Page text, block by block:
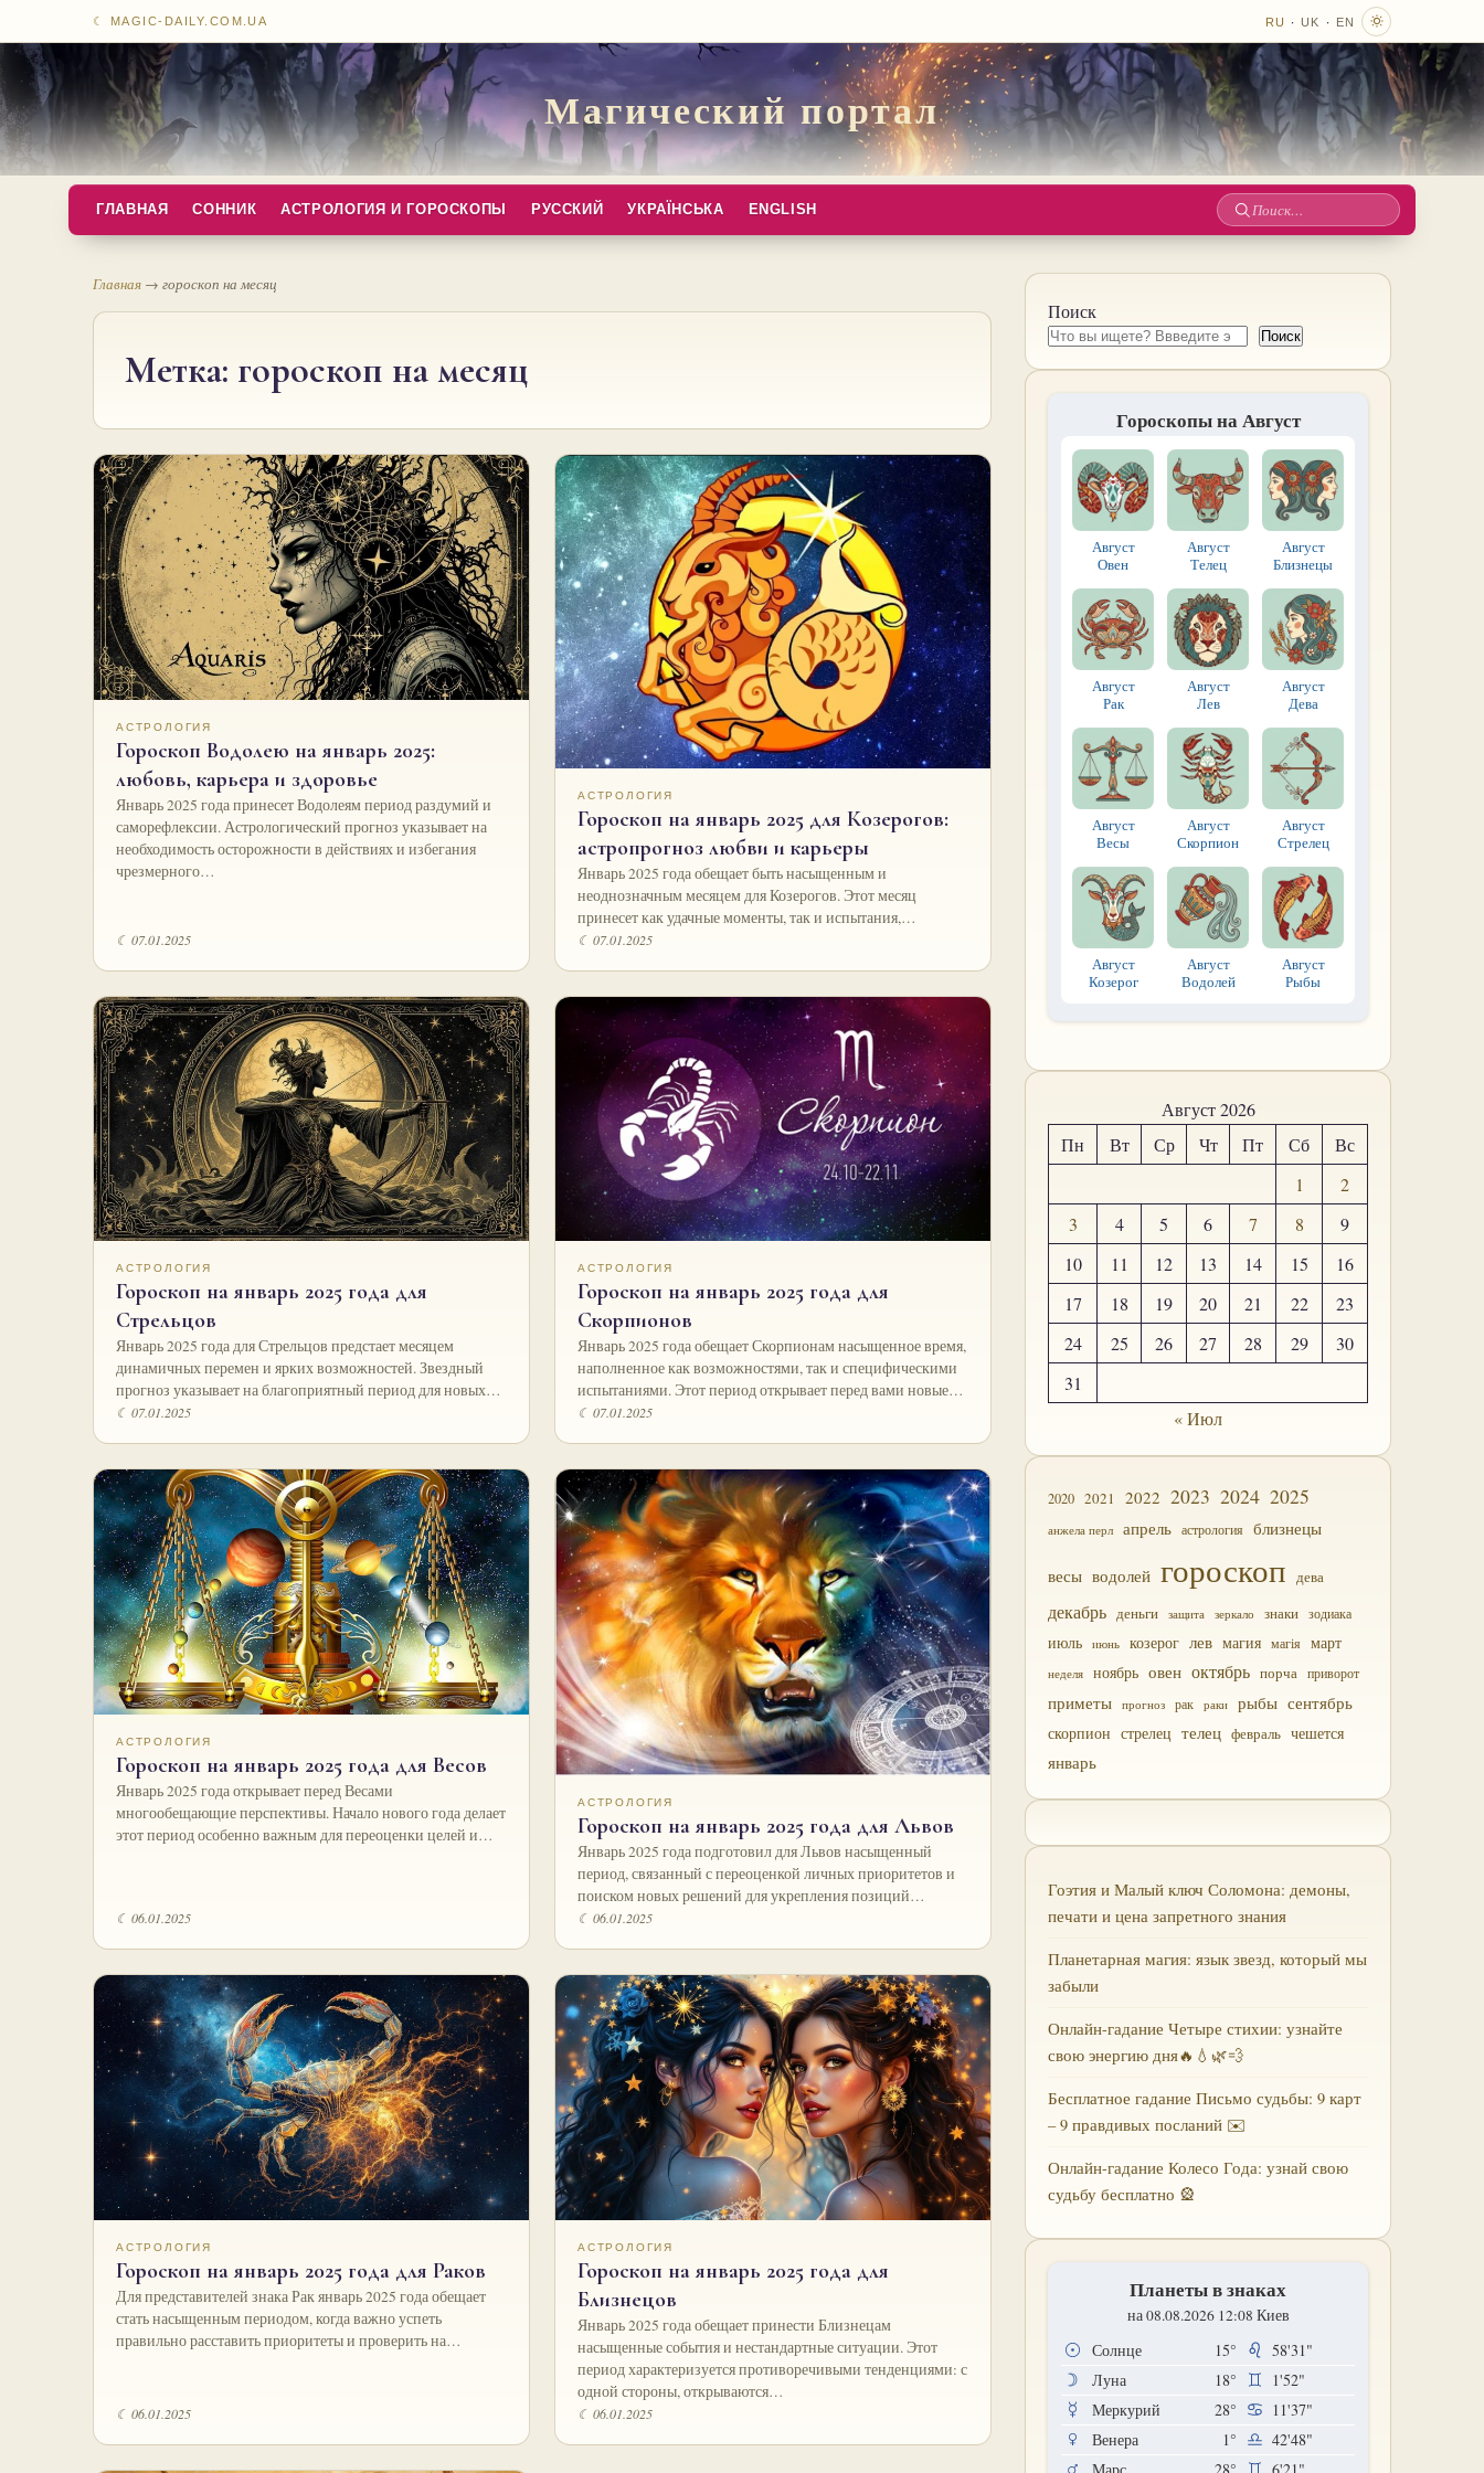
☾ MAGIC-DAILY.COM.UA RU · UK · EN
Магический портал
ГЛАВНАЯ СОННИК АСТРОЛОГИЯ И ГОРОСКОПЫ РУССКИЙ УКРАЇНСЬКА ENGLISH
Поиск
Главная → гороскоп на месяц
Метка: гороскоп на месяц
АСТРОЛОГИЯ
Гороскоп Водолею на январь 2025:
любовь, карьера и здоровье
Январь 2025 года принесет Водолеям период раздумий и
саморефлексии. Астрологический прогноз указывает на
необходимость осторожности в действиях и избегания
чрезмерного…
☾ 07.01.2025
АСТРОЛОГИЯ
Гороскоп на январь 2025 для Козерогов:
астропрогноз любви и карьеры
Январь 2025 года обещает быть насыщенным и
неоднозначным месяцем для Козерогов. Этот месяц
принесет как удачные моменты, так и испытания,…
☾ 07.01.2025
АСТРОЛОГИЯ
Гороскоп на январь 2025 года для
Стрельцов
Январь 2025 года для Стрельцов предстает месяцем
динамичных перемен и ярких возможностей. Звездный
прогноз указывает на благоприятный период для новых…
☾ 07.01.2025
АСТРОЛОГИЯ
Гороскоп на январь 2025 года для
Скорпионов
Январь 2025 года обещает Скорпионам насыщенное время,
наполненное как возможностями, так и специфическими
испытаниями. Этот период открывает перед вами новые…
☾ 07.01.2025
АСТРОЛОГИЯ
Гороскоп на январь 2025 года для Весов
Январь 2025 года открывает перед Весами
многообещающие перспективы. Начало нового года делает
этот период особенно важным для переоценки целей и…
☾ 06.01.2025
АСТРОЛОГИЯ
Гороскоп на январь 2025 года для Львов
Январь 2025 года подготовил для Львов насыщенный
период, связанный с переоценкой личных приоритетов и
поиском новых решений для укрепления позиций…
☾ 06.01.2025
АСТРОЛОГИЯ
Гороскоп на январь 2025 года для Раков
Для представителей знака Рак январь 2025 года обещает
стать насыщенным периодом, когда важно успеть
правильно расставить приоритеты и проверить на…
☾ 06.01.2025
АСТРОЛОГИЯ
Гороскоп на январь 2025 года для
Близнецов
Январь 2025 года обещает принести Близнецам
насыщенные события и нестандартные ситуации. Этот
период характеризуется противоречивыми тенденциями: с
одной стороны, открываются…
☾ 06.01.2025
Поиск
Поиск
Гороскопы на Август
Август
Овен
Август
Телец
Август
Близнецы
Август
Рак
Август
Лев
Август
Дева
Август
Весы
Август
Скорпион
Август
Стрелец
Август
Козерог
Август
Водолей
Август
Рыбы
Август 2026
Пн
Вт Ср Чт Пт Сб
Вс
1
2
3
4 5 6 7 8
9
10
11 12 13 14 15
16
17
18 19 20 21 22
23
24
25 26 27 28 29
30
31
« Июл
2020 2021 2022 2023 2024 2025
анжела перл апрель астрология близнецы
весы водолей гороскоп дева
декабрь деньги защита зеркало знаки зодиака
июль июнь козерог лев магия магія март
неделя ноябрь овен октябрь порча приворот
приметы прогноз рак раки рыбы сентябрь
скорпион стрелец телец февраль чешется
январь
Гоэтия и Малый ключ Соломона: демоны,
печати и цена запретного знания
Планетарная магия: язык звезд, который мы
забыли
Онлайн-гадание Четыре стихии: узнайте
свою энергию дня🔥💧🌿💨
Бесплатное гадание Письмо судьбы: 9 карт
– 9 правдивых посланий ✉️
Онлайн-гадание Колесо Года: узнай свою
судьбу бесплатно 🎡
Планеты в знаках
на 08.08.2026 12:08 Киев
Солнце 15°
58'31"
Луна
18°
1'52"
Меркурий
28°
11'37"
Венера
1°
42'48"